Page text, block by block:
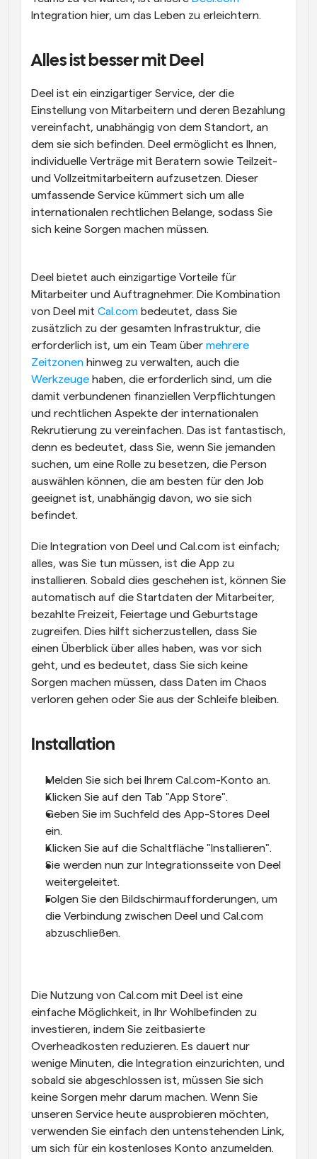
Integration hier, um das Leben zu erleichtern.
Alles ist besser mit Deel
Deel ist ein einzigartiger Service, der die
Einstellung von Mitarbeitern und deren Bezahlung
vereinfacht, unabhängig von dem Standort, an
dem sie sich befinden. Deel ermöglicht es Ihnen,
individuelle Verträge mit Beratern sowie Teilzeit-
und Vollzeitmitarbeitern aufzusetzen. Dieser
umfassende Service kümmert sich um alle
internationalen rechtlichen Belange, sodass Sie
sich keine Sorgen machen müssen.
Deel bietet auch einzigartige Vorteile für
Mitarbeiter und Auftragnehmer. Die Kombination
von Deel mit Cal.com bedeutet, dass Sie
zusätzlich zu der gesamten Infrastruktur, die
erforderlich ist, um ein Team über mehrere
Zeitzonen
Werkzeuge haben, die erforderlich sind, um die
damit verbundenen finanziellen Verpflichtungen
und rechtlichen Aspekte der internationalen
Rekrutierung zu vereinfachen. Das ist fantastisch,
denn es bedeutet, dass Sie, wenn Sie jemanden
suchen, um eine Rolle zu besetzen, die Person
auswählen können, die am besten für den Job
geeignet ist, unabhängig davon, wo sie sich
befindet.
Die Integration von Deel und Cal.com ist einfach;
alles, was Sie tun müssen, ist die App zu
installieren. Sobald dies geschehen ist, können Sie
automatisch auf die Startdaten der Mitarbeiter,
bezahlte Freizeit, Feiertage und Geburtstage
zugreifen. Dies hilft sicherzustellen, dass Sie
einen Überblick über alles haben, was vor sich
geht, und es bedeutet, dass Sie sich keine
Sorgen machen müssen, dass Daten im Chaos
verloren gehen oder Sie aus der Schleife bleiben.
Installation
Melden Sie sich bei Ihrem Cal.com-Konto an.
Klicken Sie auf den Tab "App Store".
Geben Sie im Suchfeld des App-Stores Deel
ein.
Klicken Sie auf die Schaltfläche "Installieren".
Sie werden nun zur Integrationsseite von Deel
weitergeleitet.
Folgen Sie den Bildschirmaufforderungen, um
die Verbindung zwischen Deel und Cal.com
abzuschließen.
Die Nutzung von Cal.com mit Deel ist eine
einfache Möglichkeit, in Ihr Wohlbefinden zu
investieren, indem Sie zeitbasierte
Overheadkosten reduzieren. Es dauert nur
wenige Minuten, die Integration einzurichten, und
sobald sie abgeschlossen ist, müssen Sie sich
keine Sorgen mehr darum machen. Wenn Sie
unseren Service heute ausprobieren möchten,
verwenden Sie einfach den untenstehenden Link,
um sich für ein kostenloses Konto anzumelden.